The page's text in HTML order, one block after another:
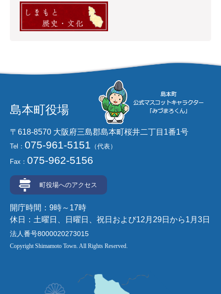
島本町役場
〒618-8570 大阪府三島郡島本町桜井二丁目1番1号
Tel： 075-961-5151 （代表）
Fax： 075-962-5156
町役場へのアクセス
開庁時間：9時～17時
休日：土曜日、日曜日、祝日および12月29日から1月3日
法人番号8000020273015
Copyright Shimamoto Town. All Rights Reserved.